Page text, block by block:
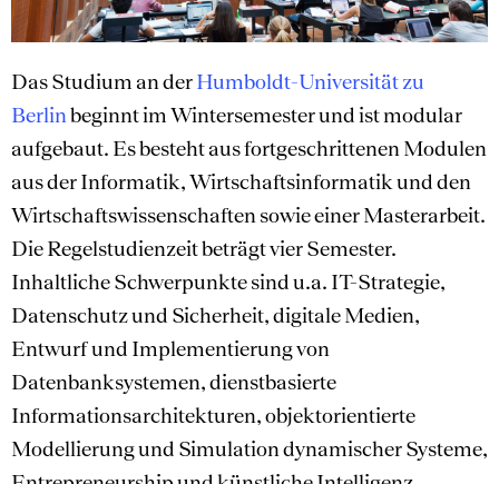
Das Studium an derHumboldt-Universität zu
Berlinbeginnt im Wintersemester und ist modular
aufgebaut. Es besteht aus fortgeschrittenen Modulen
aus der Informatik, Wirtschaftsinformatik und den
Wirtschaftswissenschaften sowie einer Masterarbeit.
Die Regelstudienzeit beträgt vier Semester.
Inhaltliche Schwerpunkte sind u.a. IT-Strategie,
Datenschutz und Sicherheit, digitale Medien,
Entwurf und Implementierung von
Datenbanksystemen, dienstbasierte
Informationsarchitekturen, objektorientierte
Modellierung und Simulation dynamischer Systeme,